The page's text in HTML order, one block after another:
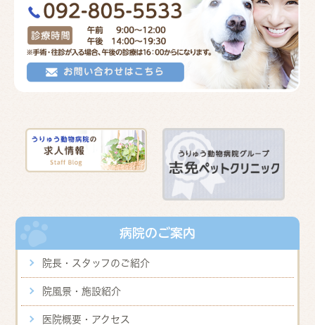
病院のご案内
院長・スタッフのご紹介
院風景・施設紹介
医院概要・アクセス